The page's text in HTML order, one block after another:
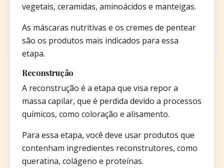
vegetais, ceramidas, aminoácidos e manteigas.
As máscaras nutritivas e os cremes de pentear
são os produtos mais indicados para essa
etapa.
Reconstrução
A reconstrução é a etapa que visa repor a
massa capilar, que é perdida devido a processos
químicos, como coloração e alisamento.
Para essa etapa, você deve usar produtos que
contenham ingredientes reconstrutores, como
queratina, colágeno e proteínas.